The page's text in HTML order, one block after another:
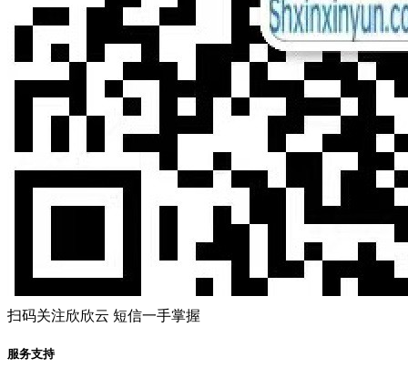
扫码关注欣欣云 短信一手掌握
服务支持